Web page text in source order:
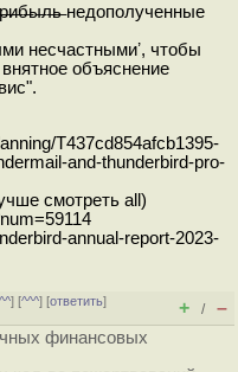
недополученные
несчастнымиʼ, чтобы
объяснение
T437cd854afcb1395-
and-thunderbird-pro-
смотреть all)
annual-report-2023-
^^] [^^^] [ответить]
+ / –
финансовых